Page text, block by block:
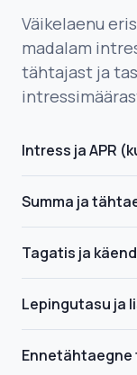
Väikelaenu
madalam
tähtajast ja
Intress ja APR
Summa ja
Tagatis ja
Lepingutasu ja
Ennetähtaegne